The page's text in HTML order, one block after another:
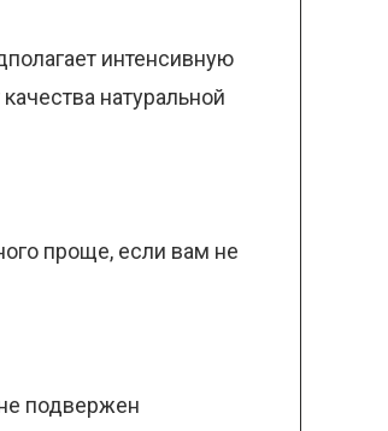
интенсивную
натуральной
проще, если вам не
подвержен